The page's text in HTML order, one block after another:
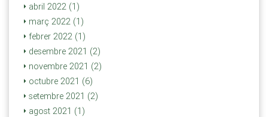
abril 2022 (1)
març 2022 (1)
febrer 2022 (1)
desembre 2021 (2)
novembre 2021 (2)
octubre 2021 (6)
setembre 2021 (2)
agost 2021 (1)